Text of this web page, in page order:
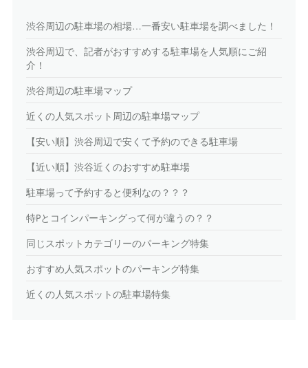
渋谷周辺の駐車場の相場…一番安い駐車場を調べました！
渋谷周辺で、記者がおすすめする駐車場を人気順にご紹
介！
渋谷周辺の駐車場マップ
近くの人気スポット周辺の駐車場マップ
【安い順】渋谷周辺で安くて予約のできる駐車場
【近い順】渋谷近くのおすすめ駐車場
駐車場って予約すると便利なの？？？
特Pとコインパーキングって何が違うの？？
同じスポットカテゴリーのパーキング特集
おすすめ人気スポットのパーキング特集
近くの人気スポットの駐車場特集